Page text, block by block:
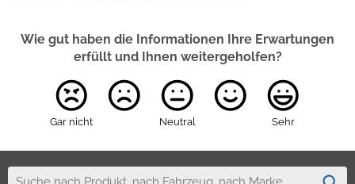
Wie gut haben die Informationen Ihre Erwartungen
erfüllt und Ihnen weitergeholfen?
Gar nicht Neutral Sehr